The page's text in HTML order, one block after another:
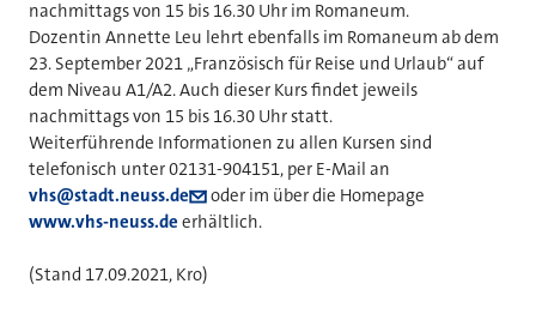
nachmittags von 15 bis 16.30 Uhr im Romaneum.
Dozentin Annette Leu lehrt ebenfalls im Romaneum ab dem
23. September 2021 „Französisch für Reise und Urlaub“ auf
dem Niveau A1/A2. Auch dieser Kurs findet jeweils
nachmittags von 15 bis 16.30 Uhr statt.
Weiterführende Informationen zu allen Kursen sind
telefonisch unter 02131-904151, per E-Mail an
vhs@stadt.neuss.de
oder im über die Homepage
www.vhs-neuss.de erhältlich.
(Stand 17.09.2021, Kro)